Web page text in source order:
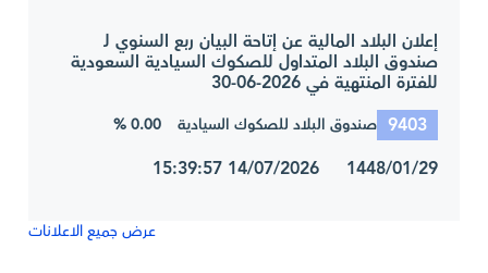
إعلان البلاد المالية عن إتاحة البيان ربع السنوي لـ
صندوق البلاد المتداول للصكوك السيادية السعودية
للفترة المنتهية في 2026-06-30
9403 صندوق البلاد للصكوك السيادية 0.00 %
1448/01/29 14/07/2026 15:39:57
عرض جميع الاعلانات